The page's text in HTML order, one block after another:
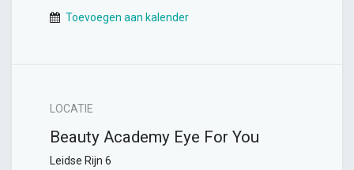
Toevoegen aan kalender
LOCATIE
Beauty Academy Eye For You
Leidse Rijn 6